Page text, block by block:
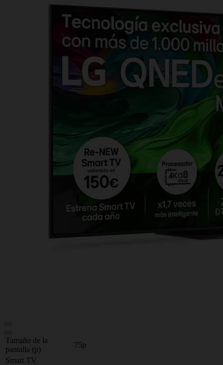
Tamaño de la
pantalla (p)
75p
Smart TV